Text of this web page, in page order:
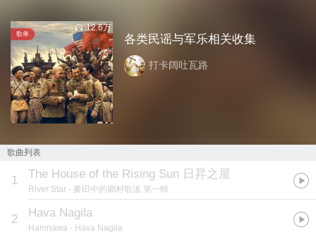
歌单
12.6万
各类民谣与军乐相关收集
打卡阔吐瓦路
歌曲列表
1 The House of the Rising Sun 日昇之屋
River Star - 麥田中的鄉村歌謠 第一輯
2 Hava Nagila
Hamnawa - Hava Nagila